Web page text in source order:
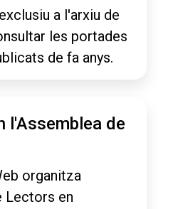
a l'arxiu de
les portades
de fa anys.
l'Assemblea de
organitza
Lectors en